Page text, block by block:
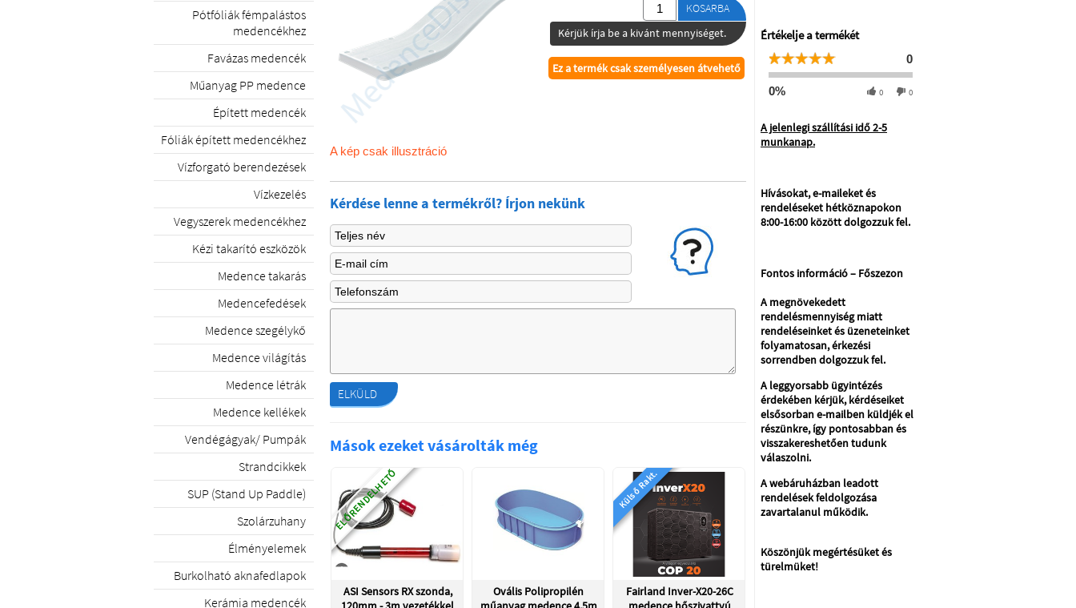
Pótfóliák fémpalástos
medencékhez
Favázas medencék
Műanyag PP medence
Épített medencék
Fóliák épített medencékhez
Vízforgató berendezések
Vízkezelés
Vegyszerek medencékhez
Kézi takarító eszközök
Medence takarás
Medencefedések
Medence szegélykő
Medence világítás
Medence létrák
Medence kellékek
Vendégágyak/ Pumpák
Strandcikkek
SUP (Stand Up Paddle)
Szolárzuhany
Élményelemek
Burkolható aknafedlapok
Kerámia medencék
KOSARBA
Kérjük írja be a kivánt mennyiséget.
Ez a termék csak személyesen átvehető
A kép csak illusztráció
Kérdése lenne a termékről? Írjon nekünk
ELKÜLD
Mások ezeket vásárolták még
ELŐRENDELHETŐ
ASI Sensors RX szonda,
Ovális Polipropilén
Külső Rakt.
Fairland Inver-X20-26C
Értékelje a termékét
0
0% 0 0
A jelenlegi szállítási idő 2-5
munkanap.
Hívásokat, e-maileket és
rendeléseket hétköznapokon
8:00-16:00 között dolgozzuk fel.
Fontos információ – Főszezon
A megnövekedett
rendelésmennyiség miatt
rendeléseinket és üzeneteinket
folyamatosan, érkezési
sorrendben dolgozzuk fel.
A leggyorsabb ügyintézés
érdekében kérjük, kérdéseiket
elsősorban e-mailben küldjék el
részünkre, így pontosabban és
visszakereshetően tudunk
válaszolni.
A webáruházban leadott
rendelések feldolgozása
zavartalanul működik.
Köszönjük megértésüket és
türelmüket!